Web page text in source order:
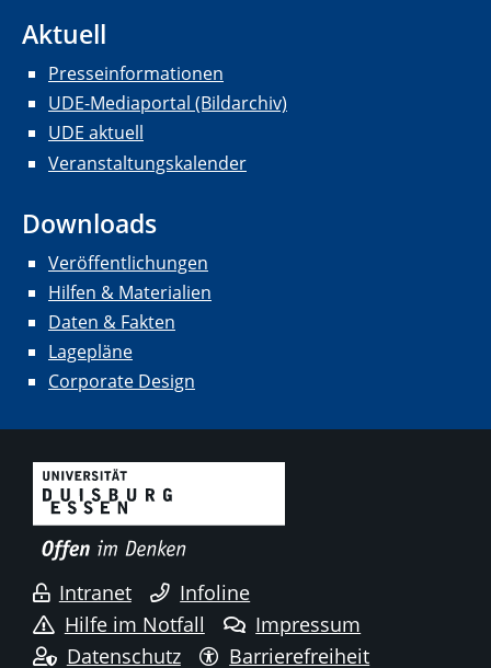
Aktuell
Presseinformationen
UDE-Mediaportal (Bildarchiv)
UDE aktuell
Veranstaltungskalender
Downloads
Veröffentlichungen
Hilfen & Materialien
Daten & Fakten
Lagepläne
Corporate Design
Intranet
Infoline
Hilfe im Notfall
Impressum
Datenschutz
Barrierefreiheit